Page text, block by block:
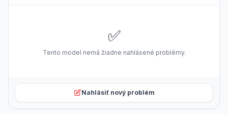
✅
Tento model nemá žiadne nahlásené problémy.
Nahlásiť nový problém